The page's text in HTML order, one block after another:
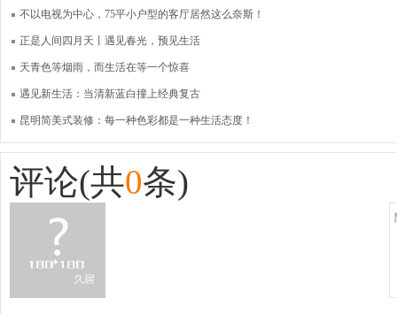
不以电视为中心，75平小户型的客厅居然这么奈斯！
正是人间四月天丨遇见春光，预见生活
天青色等烟雨，而生活在等一个惊喜
遇见新生活：当清新蓝白撞上经典复古
昆明简美式装修：每一种色彩都是一种生活态度！
评论(共0条)